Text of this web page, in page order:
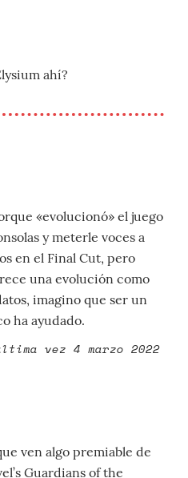
ahí?
«evolucionó» el juego
y meterle voces a
en el Final Cut, pero
una evolución como
imagino que ser un
ha ayudado.
vez 4 marzo 2022
ven algo premiable de
Guardians of the